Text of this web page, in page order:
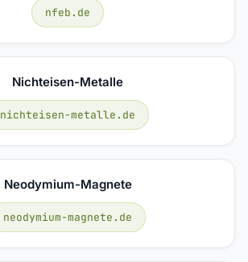
nfeb.de
Nichteisen-Metalle
nichteisen-metalle.de
Neodymium-Magnete
neodymium-magnete.de